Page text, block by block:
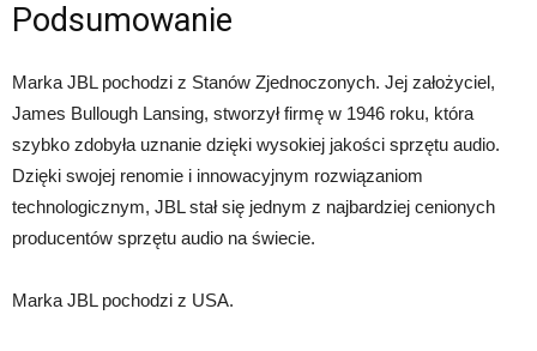
Podsumowanie
Marka JBL pochodzi z Stanów Zjednoczonych. Jej założyciel,
James Bullough Lansing, stworzył firmę w 1946 roku, która
szybko zdobyła uznanie dzięki wysokiej jakości sprzętu audio.
Dzięki swojej renomie i innowacyjnym rozwiązaniom
technologicznym, JBL stał się jednym z najbardziej cenionych
producentów sprzętu audio na świecie.
Marka JBL pochodzi z USA.